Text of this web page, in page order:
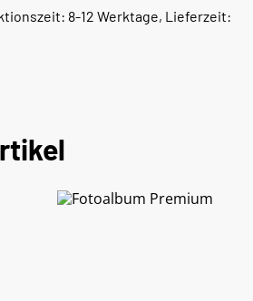
8-12 Werktage, Lieferzeit: